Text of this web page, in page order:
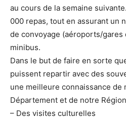
au cours de la semaine
000 repas, tout en assurant un
de convoyage (aéroports/
minibus.
Dans le but de faire en sorte
puissent repartir avec des
une meilleure connaissance de
Département et de notre
– Des visites culturelles